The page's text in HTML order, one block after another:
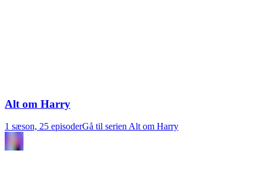
Alt om Harry
1 sæson, 25 episoderGå til serien Alt om Harry